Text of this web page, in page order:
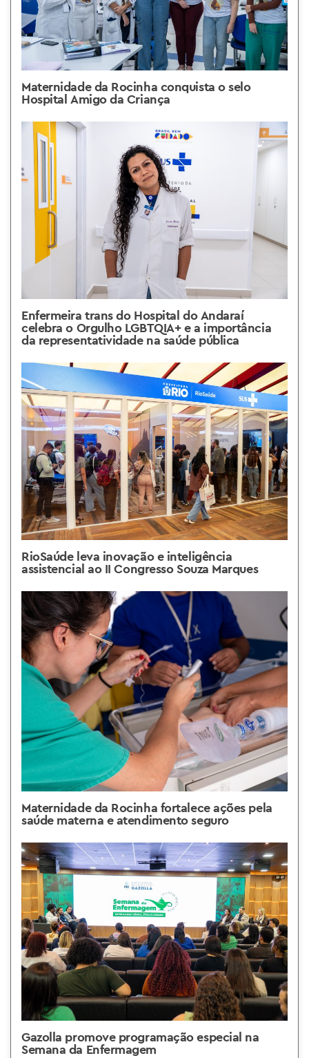
Maternidade da Rocinha conquista o selo
Hospital Amigo da Criança
Enfermeira trans do Hospital do Andaraí
celebra o Orgulho LGBTQIA+ e a importância
da representatividade na saúde pública
RioSaúde leva inovação e inteligência
assistencial ao II Congresso Souza Marques
Maternidade da Rocinha fortalece ações pela
saúde materna e atendimento seguro
Gazolla promove programação especial na
Semana da Enfermagem